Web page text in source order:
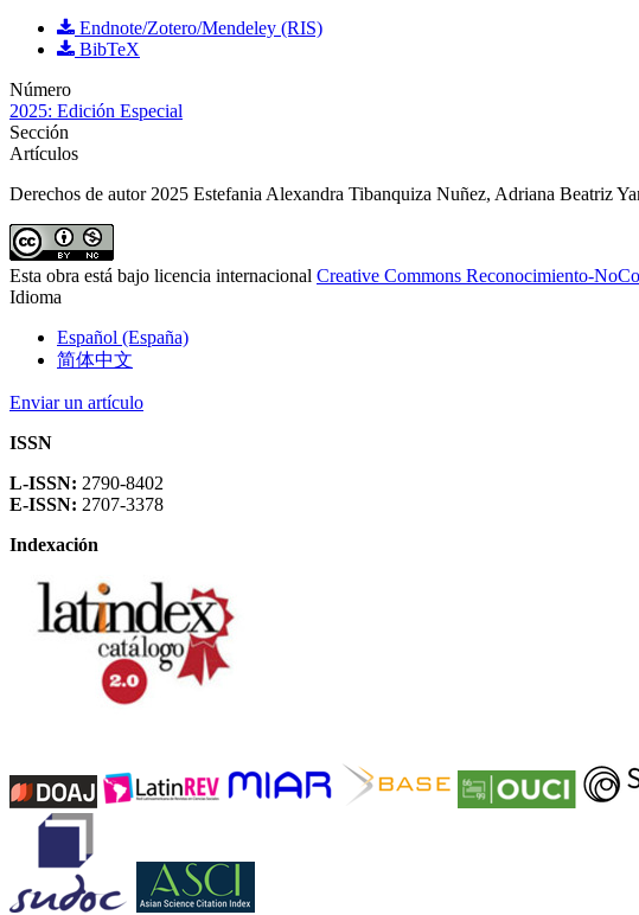
Endnote/Zotero/Mendeley (RIS)
BibTeX
Número
2025: Edición Especial
Sección
Artículos
Derechos de autor 2025 Estefania Alexandra Tibanquiza Nuñez, Adriana Beatriz
Esta obra está bajo licencia internacional Creative Commons Reconocimiento-
Idioma
Español (España)
简体中文
Enviar un artículo
ISSN
L-ISSN: 2790-8402
E-ISSN: 2707-3378
Indexación